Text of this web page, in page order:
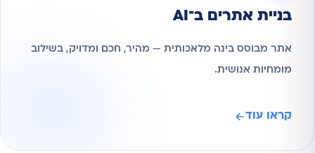
בניית אתרים ב־AI
אתר מבוסס בינה מלאכותית — מהיר, חכם ומדויק, בשילוב
מומחיות אנושית.
קראו עוד